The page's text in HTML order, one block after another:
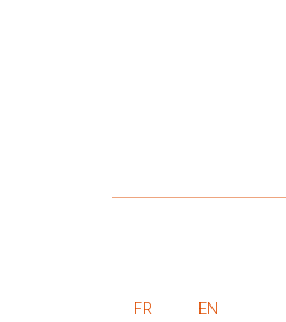
FR EN